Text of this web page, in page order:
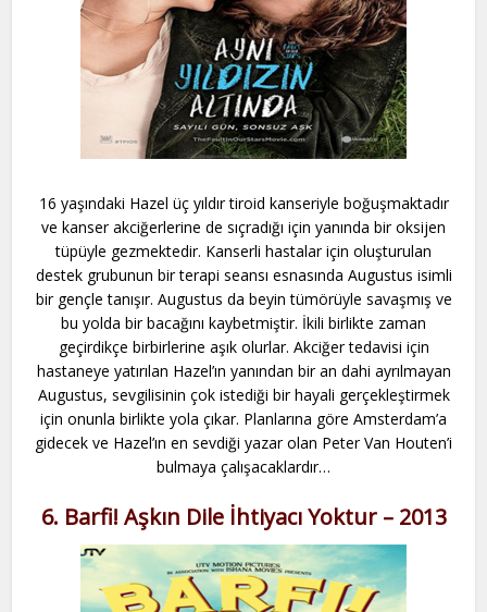
16 yaşındaki Hazel üç yıldır tiroid kanseriyle boğuşmaktadır
ve kanser akciğerlerine de sıçradığı için yanında bir oksijen
tüpüyle gezmektedir. Kanserli hastalar için oluşturulan
destek grubunun bir terapi seansı esnasında Augustus isimli
bir gençle tanışır. Augustus da beyin tümörüyle savaşmış ve
bu yolda bir bacağını kaybetmiştir. İkili birlikte zaman
geçirdikçe birbirlerine aşık olurlar. Akciğer tedavisi için
hastaneye yatırılan Hazel’ın yanından bir an dahi ayrılmayan
Augustus, sevgilisinin çok istediği bir hayali gerçekleştirmek
için onunla birlikte yola çıkar. Planlarına göre Amsterdam’a
gidecek ve Hazel’ın en sevdiği yazar olan Peter Van Houten’i
bulmaya çalışacaklardır…
6. Barfi! Aşkın Dile İhtiyacı Yoktur – 2013